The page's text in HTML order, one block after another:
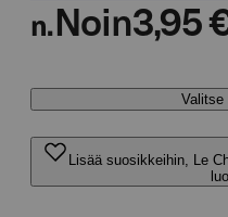
n. Noin3,95
Valitse
Lisää suosikkeihin, Le